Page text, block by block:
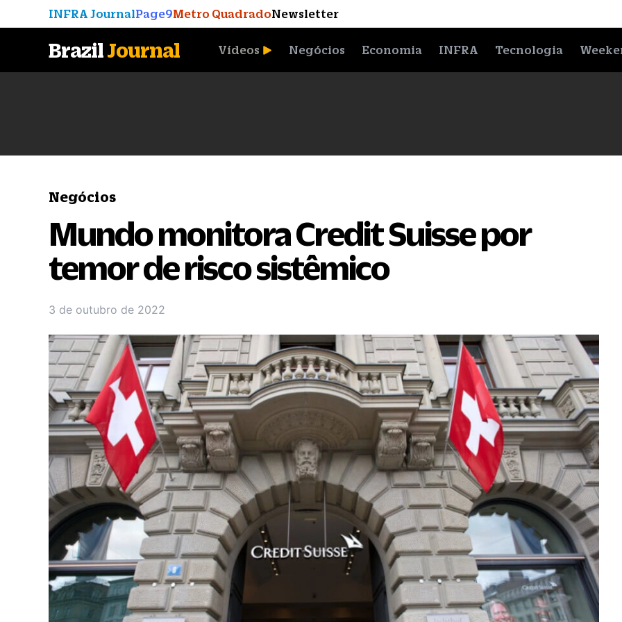
INFRA JournalPage9Metro QuadradoNewsletter
BrazilJournal Vídeos Negócios Economia INFRA Tecnologia
Negócios
Mundo monitora Credit Suisse por
temor de risco sistêmico
3 de outubro de 2022